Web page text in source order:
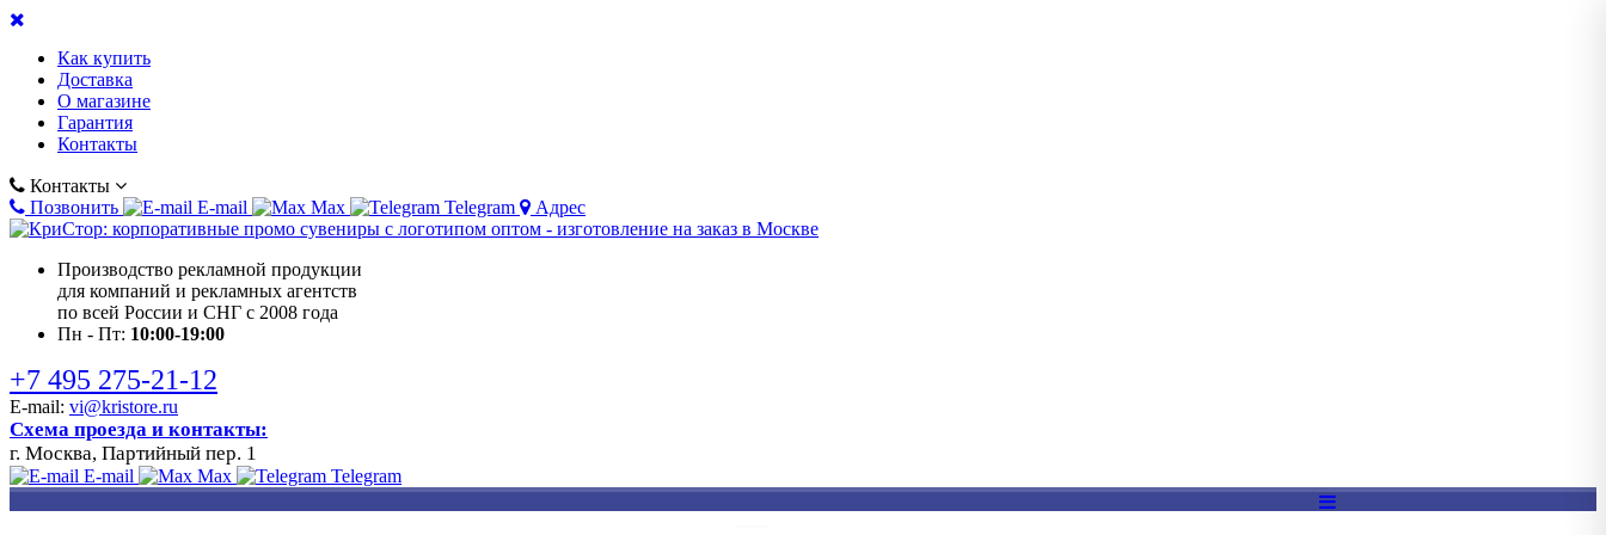
Как купить
Доставка
О магазине
Гарантия
Контакты
Контакты
Позвонить
E-mail Max Telegram Адрес
Производство рекламной продукции
для компаний и рекламных агентств
по всей России и СНГ с 2008 года
Пн - Пт: 10:00-19:00
+7 495 275-21-12
E-mail: vi@kristore.ru
Схема проезда и контакты:
г. Москва, Партийный пер. 1
E-mail Max Telegram